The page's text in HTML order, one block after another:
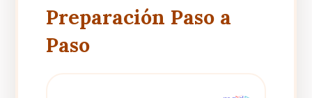
Preparación Paso a
Paso